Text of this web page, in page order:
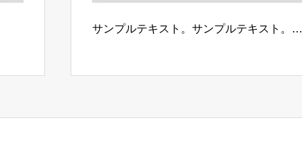
サンプルテキスト。サンプルテキスト。…